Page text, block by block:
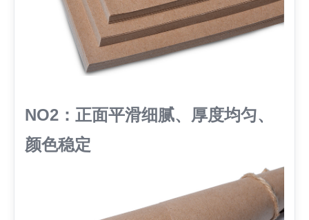
NO2：正面平滑细腻、厚度均匀、
颜色稳定